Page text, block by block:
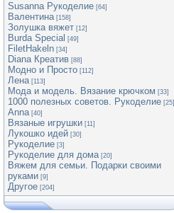
Susanna Рукоделие [64]
Валентина [158]
Золушка вяжет [12]
Burda Special [49]
FiletHakeln [34]
Diana Креатив [88]
Модно и Просто [112]
Лена [113]
Мода и модель. Вязание крючком [33]
1000 полезных советов. Рукоделие [25]
Anna [40]
Вязаные игрушки [11]
Лукошко идей [30]
Рукоделие [3]
Рукоделие для дома [20]
Вяжем для семьи. Подарки своими
руками [9]
Другое [204]